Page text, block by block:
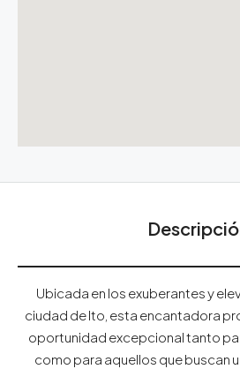
Ubicada en los exuberantes y
ciudad de Ito, esta encantadora
oportunidad excepcional tanto
como para aquellos que buscan